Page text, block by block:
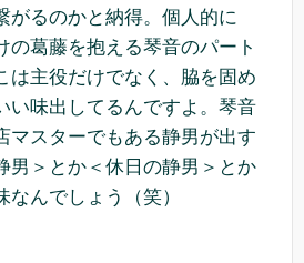
がるのかと納得。個人的に
の葛藤を抱える琴音のパート
は主役だけでなく、脇を固め
い味出してるんですよ。琴音
マスターでもある静男が出す
男＞とか＜休日の静男＞とか
んでしょう（笑）